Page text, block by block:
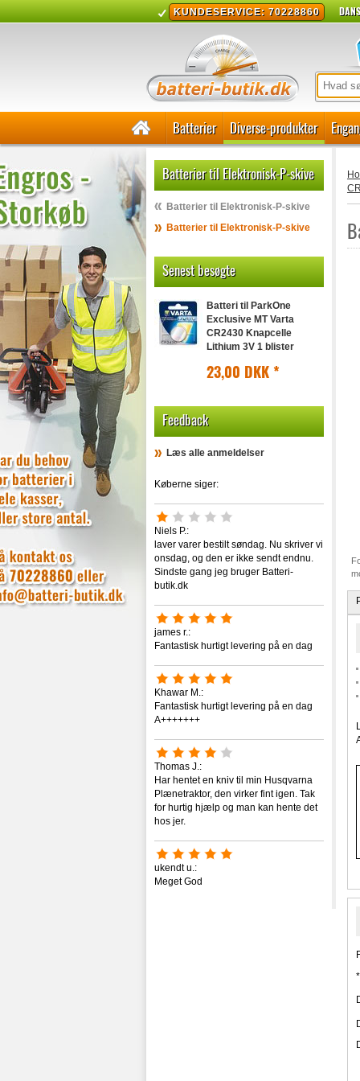
KUNDESERVICE: 70228860
Batterier Diverse-produkter
Batterier til Elektronisk-P-skive
Batterier til Elektronisk-P-skive
Batterier til Elektronisk-P-skive
Senest besøgte
Batteri til ParkOne
Exclusive MT Varta
CR2430 Knapcelle
Lithium 3V 1 blister
23,00 DKK*
Feedback
Læs alle anmeldelser
Køberne siger:
Niels P.:
laver varer bestilt søndag. Nu skriver vi
onsdag, og den er ikke sendt endnu.
Sindste gang jeg bruger Batteri-
butik.dk
james r.:
Fantastisk hurtigt levering på en dag
Khawar M.:
Fantastisk hurtigt levering på en dag
A+++++++
Thomas J.:
Har hentet en kniv til min Husqvarna
Plænetraktor, den virker fint igen. Tak
for hurtig hjælp og man kan hente det
hos jer.
ukendt u.:
Meget God